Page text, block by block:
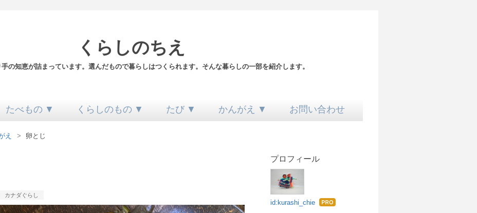
くらしのちえ
の知恵が詰まっています。選んだもので暮らしはつくられます。そんな暮らしの一部を紹介します。
たべもの ▼ くらしのもの ▼ たび ▼ かんがえ ▼ お問い合わせ
え > 卵とじ
カナダぐらし
プロフィール
id:kurashi_chie はて